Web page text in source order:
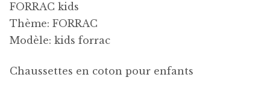
FORRAC kids
Thème: FORRAC
Modèle: kids forrac
Chaussettes en coton pour enfants